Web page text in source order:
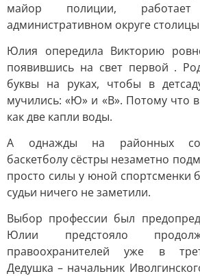
майор полиции,
административном округе
Юлия опередила Викторию
появившись на свет первой .
буквы на руках, чтобы в
мучились: «Ю» и «В». Потому что
как две капли воды.
А однажды на районных
баскетболу сёстры незаметно
просто силы у юной спортсменки
судьи ничего не заметили.
Выбор профессии был
Юлии предстояло
правоохранителей уже в
Дедушка – начальник